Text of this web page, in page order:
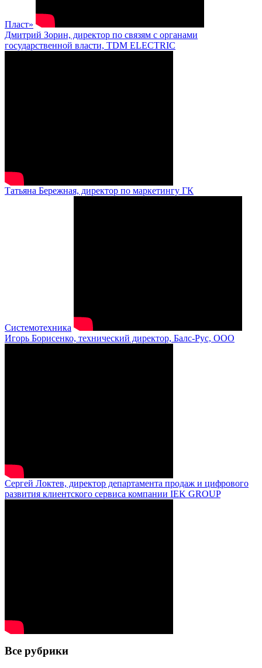
Пласт»
Дмитрий Зорин, директор по связям с органами
государственной власти, TDM ELECTRIC
Татьяна Бережная, директор по маркетингу ГК
Системотехника
Игорь Борисенко, технический директор, Балс-Рус, ООО
Сергей Локтев, директор департамента продаж и цифрового
развития клиентского сервиса компании IEK GROUP
Все рубрики